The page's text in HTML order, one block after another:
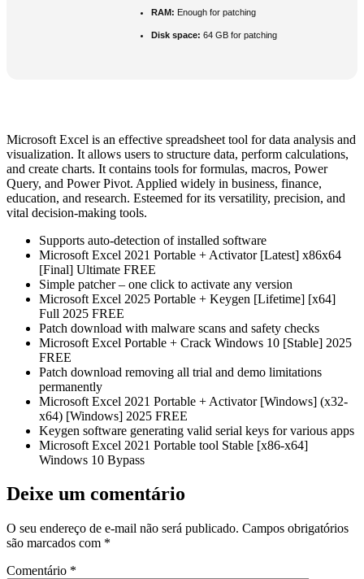
RAM: Enough for patching
Disk space: 64 GB for patching
Microsoft Excel is an effective spreadsheet tool for data analysis and
visualization. It allows users to structure data, perform calculations,
and create charts. It contains tools for formulas, macros, Power
Query, and Power Pivot. Applied widely in business, finance,
education, and research. Esteemed for its versatility, precision, and
vital decision-making tools.
Supports auto-detection of installed software
Microsoft Excel 2021 Portable + Activator [Latest] x86x64
[Final] Ultimate FREE
Simple patcher – one click to activate any version
Microsoft Excel 2025 Portable + Keygen [Lifetime] [x64]
Full 2025 FREE
Patch download with malware scans and safety checks
Microsoft Excel Portable + Crack Windows 10 [Stable] 2025
FREE
Patch download removing all trial and demo limitations
permanently
Microsoft Excel 2021 Portable + Activator [Windows] (x32-
x64) [Windows] 2025 FREE
Keygen software generating valid serial keys for various apps
Microsoft Excel 2021 Portable tool Stable [x86-x64]
Windows 10 Bypass
Deixe um comentário
O seu endereço de e-mail não será publicado. Campos obrigatórios
são marcados com *
Comentário *